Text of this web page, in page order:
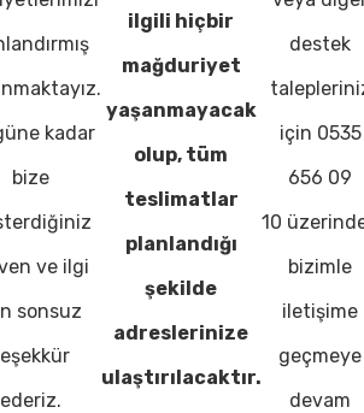
kadar
bize
ve ilgi
sonsuz
ederiz.
ilgili hiçbir
mağduriyet
yaşanmayacak
olup, tüm
teslimatlar
planlandığı
şekilde
adreslerinize
ulaştırılacaktır.
destek
için 0535
656 09
10
bizimle
iletişime
geçmeye
devam